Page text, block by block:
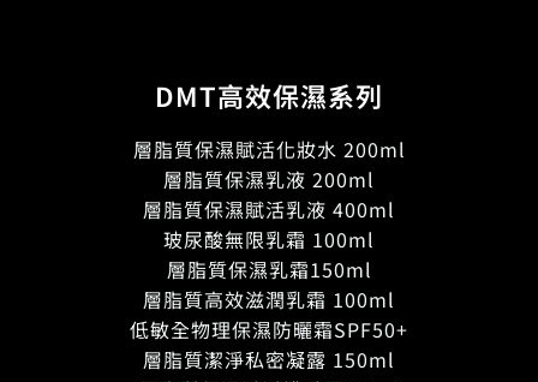
DMT高效保濕系列
層脂質保濕賦活化妝水 200ml
層脂質保濕乳液 200ml
層脂質保濕賦活乳液 400ml
玻尿酸無限乳霜 100ml
層脂質保濕乳霜150ml
層脂質高效滋潤乳霜 100ml
低敏全物理保濕防曬霜SPF50+
層脂質潔淨私密凝露 150ml